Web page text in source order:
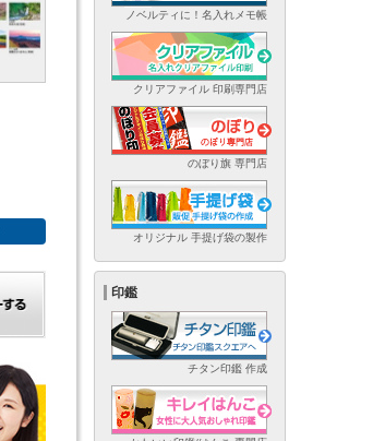
ノベルティに！名入れメモ帳
クリアファイル 印刷専門店
のぼり旗 専門店
オリジナル 手提げ袋の製作
印鑑
チタン印鑑 作成